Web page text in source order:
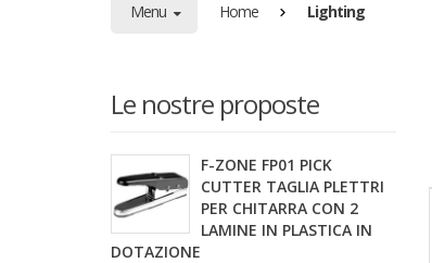
Menu Home Lighting
Le nostre proposte
F-ZONE FP01 PICK
CUTTER TAGLIA PLETTRI
PER CHITARRA CON 2
LAMINE IN PLASTICA IN
DOTAZIONE